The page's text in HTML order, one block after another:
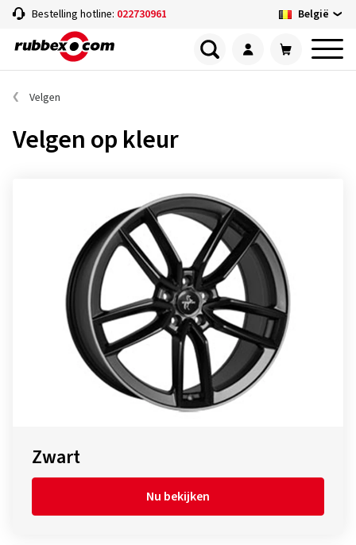
Bestelling hotline: 022730961 België
Velgen
Velgen op kleur
Zwart
Nu bekijken